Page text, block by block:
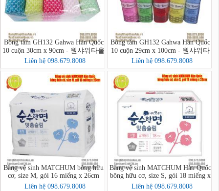
Bông tắm GH132 Gahwa Hàn Quốc
10 cuộn 30cm x 90cm - 원샤워타올
Liên hệ 098.679.8008
Bông tắm GH132 Gahwa Hàn Quốc
10 cuộn 29cm x 100cm - 원샤워타
올
Liên hệ 098.679.8008
Băng vệ sinh MATCHUM bông hữu
cơ, size M, gói 16 miếng x 26cm
Liên hệ 098.679.8008
Băng vệ sinh MATCHUM Hàn Quốc
bông hữu cơ, size S, gói 18 miếng x
23cm
Liên hệ 098.679.8008